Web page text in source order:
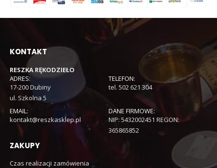
KONTAKT
RESZKA RĘKODZIEŁO
ADRES:
17-200 Dubiny
ul. Szkolna 5
TELEFON:
tel. 502 621 304
EMAIL:
kontakt@reszkasklep.pl
DANE FIRMOWE:
NIP: 5432002451 REGON:
365865852
ZAKUPY
Czas realizacji zamówienia